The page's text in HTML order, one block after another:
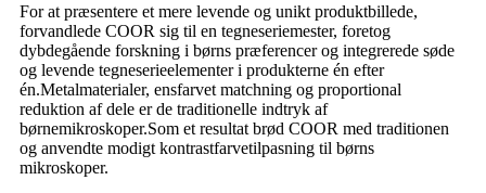
For at præsentere et mere levende og unikt produktbillede,
forvandlede COOR sig til en tegneseriemester, foretog
dybdegående forskning i børns præferencer og integrerede søde
og levende tegneserieelementer i produkterne én efter
én.Metalmaterialer, ensfarvet matchning og proportional
reduktion af dele er de traditionelle indtryk af
børnemikroskoper.Som et resultat brød COOR med traditionen
og anvendte modigt kontrastfarvetilpasning til børns
mikroskoper.